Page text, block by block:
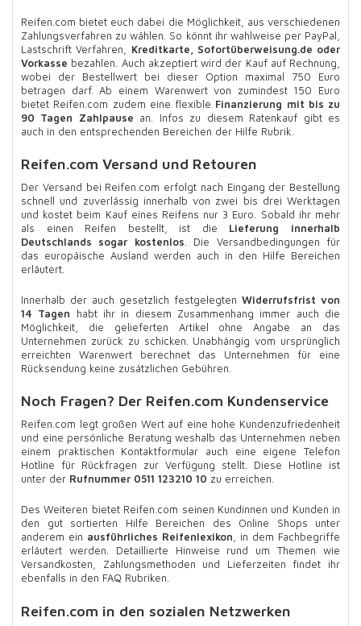
Reifen.com bietet euch dabei die Möglichkeit, aus verschiedenen
Zahlungsverfahren zu wählen. So könnt ihr wahlweise per PayPal,
Lastschrift Verfahren, Kreditkarte, Sofortüberweisung.de oder
Vorkasse bezahlen. Auch akzeptiert wird der Kauf auf Rechnung,
wobei der Bestellwert bei dieser Option maximal 750 Euro
betragen darf. Ab einem Warenwert von zumindest 150 Euro
bietet Reifen.com zudem eine flexible Finanzierung mit bis zu
90 Tagen Zahlpause an. Infos zu diesem Ratenkauf gibt es
auch in den entsprechenden Bereichen der Hilfe Rubrik.
Reifen.com Versand und Retouren
Der Versand bei Reifen.com erfolgt nach Eingang der Bestellung
schnell und zuverlässig innerhalb von zwei bis drei Werktagen
und kostet beim Kauf eines Reifens nur 3 Euro. Sobald ihr mehr
als einen Reifen bestellt, ist die Lieferung innerhalb
Deutschlands sogar kostenlos . Die Versandbedingungen für
das europäische Ausland werden auch in den Hilfe Bereichen
erläutert.
Innerhalb der auch gesetzlich festgelegten Widerrufsfrist von
14 Tagen habt ihr in diesem Zusammenhang immer auch die
Möglichkeit, die gelieferten Artikel ohne Angabe an das
Unternehmen zurück zu schicken. Unabhängig vom ursprünglich
erreichten Warenwert berechnet das Unternehmen für eine
Rücksendung keine zusätzlichen Gebühren.
Noch Fragen? Der Reifen.com Kundenservice
Reifen.com legt großen Wert auf eine hohe Kundenzufriedenheit
und eine persönliche Beratung weshalb das Unternehmen neben
einem praktischen Kontaktformular auch eine eigene Telefon
Hotline für Rückfragen zur Verfügung stellt. Diese Hotline ist
unter der Rufnummer 0511 123210 10 zu erreichen.
Des Weiteren bietet Reifen.com seinen Kundinnen und Kunden in
den gut sortierten Hilfe Bereichen des Online Shops unter
anderem ein ausführliches Reifenlexikon, in dem Fachbegriffe
erläutert werden. Detaillierte Hinweise rund um Themen wie
Versandkosten, Zahlungsmethoden und Lieferzeiten findet ihr
ebenfalls in den FAQ Rubriken.
Reifen.com in den sozialen Netzwerken